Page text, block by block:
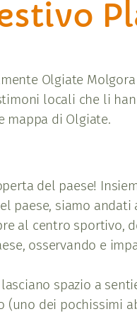
Olgiate
locali che li
mappa di Olgiate.
del paese!
paese, siamo
al centro sportivo,
osservando e
spazio a
(uno dei